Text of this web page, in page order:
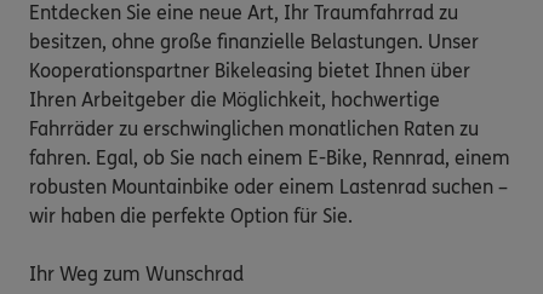
Entdecken Sie eine neue Art, Ihr Traumfahrrad zu
besitzen, ohne große finanzielle Belastungen. Unser
Kooperationspartner Bikeleasing bietet Ihnen über
Ihren Arbeitgeber die Möglichkeit, hochwertige
Fahrräder zu erschwinglichen monatlichen Raten zu
fahren. Egal, ob Sie nach einem E-Bike, Rennrad, einem
robusten Mountainbike oder einem Lastenrad suchen –
wir haben die perfekte Option für Sie.
Ihr Weg zum Wunschrad